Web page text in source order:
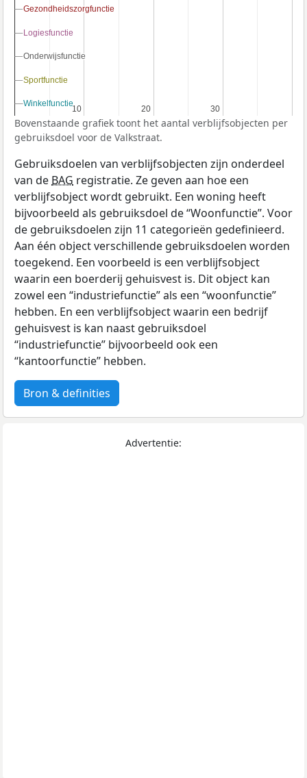
10
10 20
20 30
30
Gezondheidszorgfunctie
Gezondheidszorgfunctie
Logiesfunctie
Logiesfunctie
Onderwijsfunctie
Onderwijsfunctie
Sportfunctie
Sportfunctie
Winkelfunctie
Winkelfunctie
Bovenstaande grafiek toont het aantal verblijfsobjecten per
gebruiksdoel voor de Valkstraat.
Gebruiksdoelen van verblijfsobjecten zijn onderdeel
van de BAG registratie. Ze geven aan hoe een
verblijfsobject wordt gebruikt. Een woning heeft
bijvoorbeeld als gebruiksdoel de “Woonfunctie”. Voor
de gebruiksdoelen zijn 11 categorieën gedefinieerd.
Aan één object verschillende gebruiksdoelen worden
toegekend. Een voorbeeld is een verblijfsobject
waarin een boerderij gehuisvest is. Dit object kan
zowel een “industriefunctie” als een “woonfunctie”
hebben. En een verblijfsobject waarin een bedrijf
gehuisvest is kan naast gebruiksdoel
“industriefunctie” bijvoorbeeld ook een
“kantoorfunctie” hebben.
Bron & definities
Advertentie: